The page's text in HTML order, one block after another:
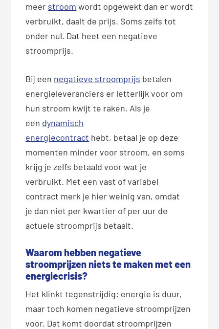
meer stroom wordt opgewekt dan er wordt
verbruikt, daalt de prijs. Soms zelfs tot
onder nul. Dat heet een negatieve
stroomprijs.
Bij een negatieve stroomprijs betalen
energieleveranciers er letterlijk voor om
hun stroom kwijt te raken. Als je
een dynamisch
energiecontract hebt, betaal je op deze
momenten minder voor stroom, en soms
krijg je zelfs betaald voor wat je
verbruikt. Met een vast of variabel
contract merk je hier weinig van, omdat
je dan niet per kwartier of per uur de
actuele stroomprijs betaalt.
Waarom hebben negatieve
stroomprijzen niets te maken met een
energiecrisis?
Het klinkt tegenstrijdig: energie is duur,
maar toch komen negatieve stroomprijzen
voor. Dat komt doordat stroomprijzen